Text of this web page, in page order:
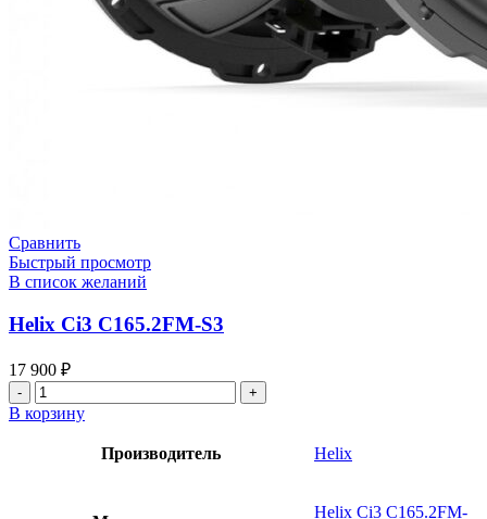
Сравнить
Быстрый просмотр
В список желаний
Helix Ci3 C165.2FM-S3
17 900 ₽
Количество
товара
Helix
C165.2FM-
В корзину
Производитель Helix
Helix Ci3 C165.2FM-